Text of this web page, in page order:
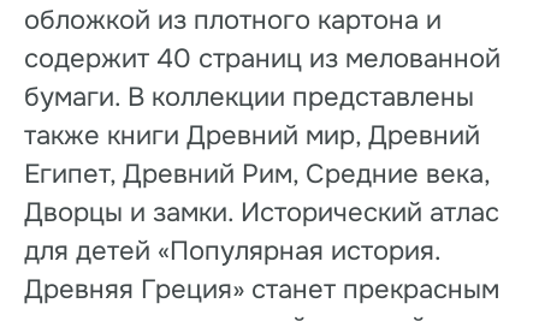
обложкой из плотного картона и
содержит 40 страниц из мелованной
бумаги. В коллекции представлены
также книги Древний мир, Древний
Египет, Древний Рим, Средние века,
Дворцы и замки. Исторический атлас
для детей «Популярная история.
Древняя Греция» станет прекрасным